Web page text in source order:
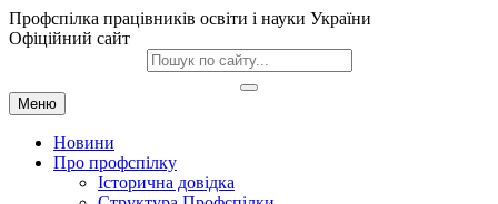
Профспілка працівників освіти і науки України
Офіційний сайт
Меню
Новини
Про профспілку
Історична довідка